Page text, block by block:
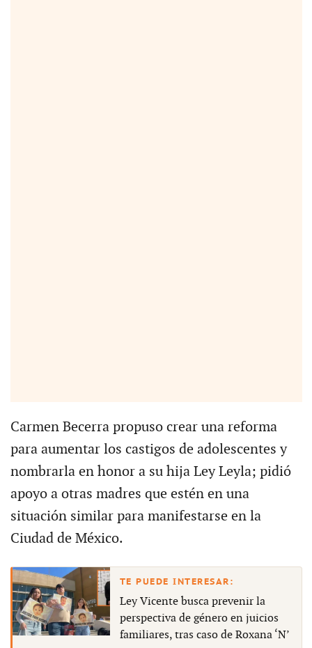
Carmen Becerra propuso crear una reforma
para aumentar los castigos de adolescentes y
nombrarla en honor a su hija Ley Leyla; pidió
apoyo a otras madres que estén en una
situación similar para manifestarse en la
Ciudad de México.
Ley Vicente busca prevenir la
perspectiva de género en juicios
familiares, tras caso de Roxana ‘N’